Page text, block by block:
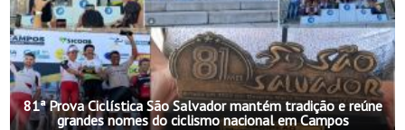
81ª Prova Ciclística São Salvador mantém tradição e reúne
grandes nomes do ciclismo nacional em Campos